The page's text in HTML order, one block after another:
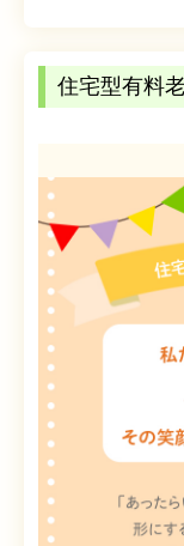
住宅型有料